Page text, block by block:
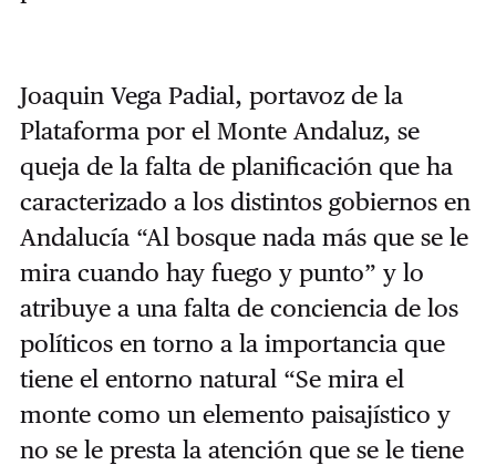
Joaquin Vega Padial, portavoz de la
Plataforma por el Monte Andaluz, se
queja de la falta de planificación que ha
caracterizado a los distintos gobiernos en
Andalucía “Al bosque nada más que se le
mira cuando hay fuego y punto” y lo
atribuye a una falta de conciencia de los
políticos en torno a la importancia que
tiene el entorno natural “Se mira el
monte como un elemento paisajístico y
no se le presta la atención que se le tiene